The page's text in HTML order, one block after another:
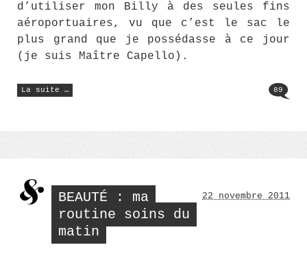
d’utiliser mon Billy à des seules fins
aéroportuaires, vu que c’est le sac le
plus grand que je possédasse à ce jour
(je suis Maître Capello).
La suite …
« Dupont,
la
89
BEAUTÉ : ma
routine soins du
matin
22 novembre 2011